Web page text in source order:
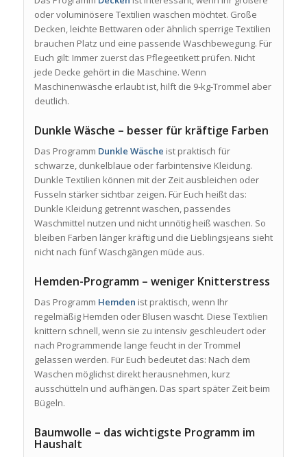
oder voluminösere Textilien waschen möchtet. Große
Decken, leichte Bettwaren oder ähnlich sperrige Textilien
brauchen Platz und eine passende Waschbewegung. Für
Euch gilt: Immer zuerst das Pflegeetikett prüfen. Nicht
jede Decke gehört in die Maschine. Wenn
Maschinenwäsche erlaubt ist, hilft die 9-kg-Trommel aber
deutlich.
Dunkle Wäsche – besser für kräftige Farben
Das Programm Dunkle Wäsche ist praktisch für
schwarze, dunkelblaue oder farbintensive Kleidung.
Dunkle Textilien können mit der Zeit ausbleichen oder
Fusseln stärker sichtbar zeigen. Für Euch heißt das:
Dunkle Kleidung getrennt waschen, passendes
Waschmittel nutzen und nicht unnötig heiß waschen. So
bleiben Farben länger kräftig und die Lieblingsjeans sieht
nicht nach fünf Waschgängen müde aus.
Hemden-Programm – weniger Knitterstress
Das Programm Hemden ist praktisch, wenn Ihr
regelmäßig Hemden oder Blusen wascht. Diese Textilien
knittern schnell, wenn sie zu intensiv geschleudert oder
nach Programmende lange feucht in der Trommel
gelassen werden. Für Euch bedeutet das: Nach dem
Waschen möglichst direkt herausnehmen, kurz
ausschütteln und aufhängen. Das spart später Zeit beim
Bügeln.
Baumwolle – das wichtigste Programm im
Haushalt